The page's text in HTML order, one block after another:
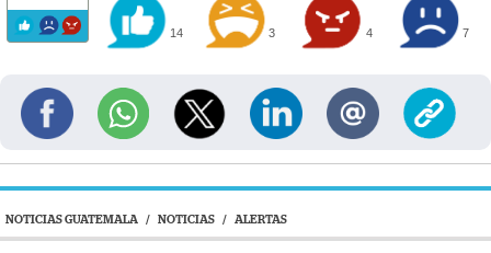
14 3 4 7
NOTICIAS GUATEMALA / NOTICIAS / ALERTAS